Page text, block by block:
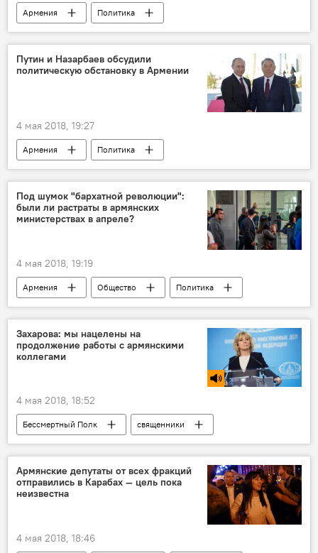
Армения
Политика
Пашинян Никол
Путин и Назарбаев обсудили
политическую обстановку в Армении
4 мая 2018, 19:27
Армения Политика
Под шумок "бархатной революции":
были ли растраты в армянских
министерствах в апреле?
4 мая 2018, 19:19
Армения Общество
Политика
Армения после отставки премьер-министра Сержа Саргсяна
растрата
Захарова: мы нацелены на
продолжение работы с армянскими
коллегами
4 мая 2018, 18:52
Бессмертный Полк
священники
Мария Захарова
Голос
Армянские депутаты от всех фракций
отправились в Карабах — цель пока
неизвестна
4 мая 2018, 18:46